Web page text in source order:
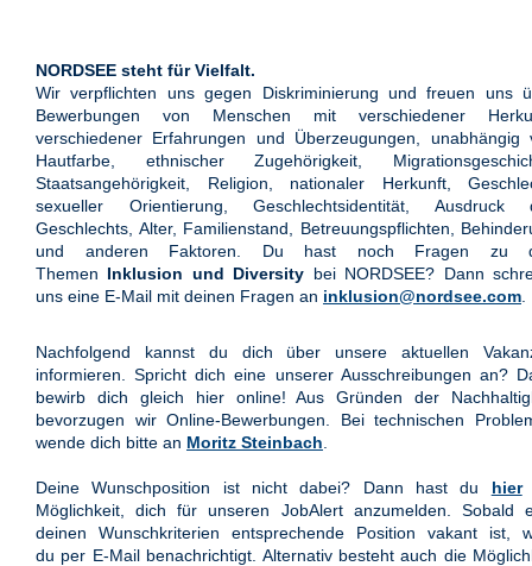
NORDSEE steht für Vielfalt.
Wir verpflichten uns gegen Diskriminierung und freuen uns
Bewerbungen von Menschen mit verschiedener
verschiedener Erfahrungen und Überzeugungen, unabhängig
Hautfarbe, ethnischer Zugehörigkeit,
Staatsangehörigkeit, Religion, nationaler Herkunft,
sexueller Orientierung, Geschlechtsidentität, Ausdruck
Geschlechts, Alter, Familienstand, Betreuungspflichten,
und anderen Faktoren. Du hast noch Fragen zu
Themen Inklusion und Diversity bei NORDSEE? Dann
uns eine E-Mail mit deinen Fragen an inklusion@nordsee.com
Nachfolgend kannst du dich über unsere aktuellen
informieren. Spricht dich eine unserer Ausschreibungen an?
bewirb dich gleich hier online! Aus Gründen der
bevorzugen wir Online-Bewerbungen. Bei technischen
wende dich bitte an Moritz Steinbach
Deine Wunschposition ist nicht dabei? Dann hast du hier
Möglichkeit, dich für unseren JobAlert anzumelden. Sobald
deinen Wunschkriterien entsprechende Position vakant ist,
du per E-Mail benachrichtigt. Alternativ besteht auch die